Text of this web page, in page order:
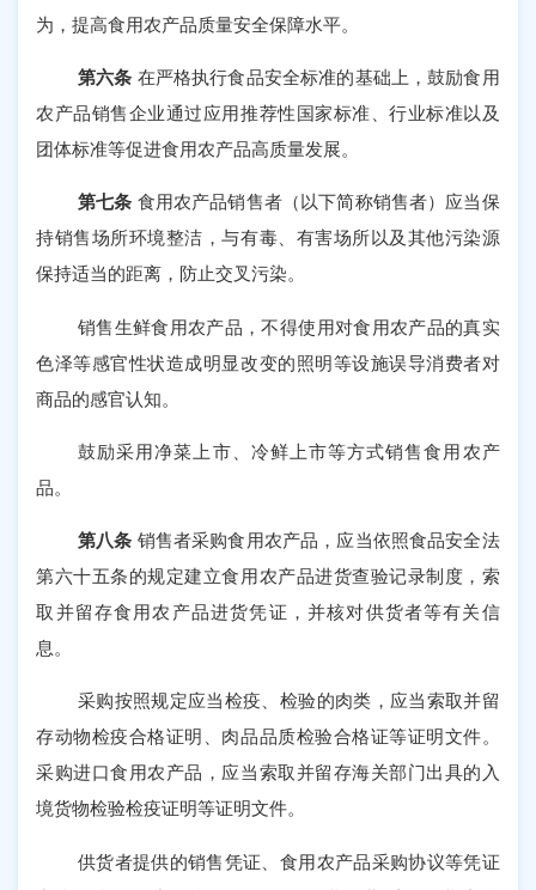
为，提高食用农产品质量安全保障水平。
第六条 在严格执行食品安全标准的基础上，鼓励食用
农产品销售企业通过应用推荐性国家标准、行业标准以及
团体标准等促进食用农产品高质量发展。
第七条 食用农产品销售者（以下简称销售者）应当保
持销售场所环境整洁，与有毒、有害场所以及其他污染源
保持适当的距离，防止交叉污染。
销售生鲜食用农产品，不得使用对食用农产品的真实
色泽等感官性状造成明显改变的照明等设施误导消费者对
商品的感官认知。
鼓励采用净菜上市、冷鲜上市等方式销售食用农产
品。
第八条 销售者采购食用农产品，应当依照食品安全法
第六十五条的规定建立食用农产品进货查验记录制度，索
取并留存食用农产品进货凭证，并核对供货者等有关信
息。
采购按照规定应当检疫、检验的肉类，应当索取并留
存动物检疫合格证明、肉品品质检验合格证等证明文件。
采购进口食用农产品，应当索取并留存海关部门出具的入
境货物检验检疫证明等证明文件。
供货者提供的销售凭证、食用农产品采购协议等凭证